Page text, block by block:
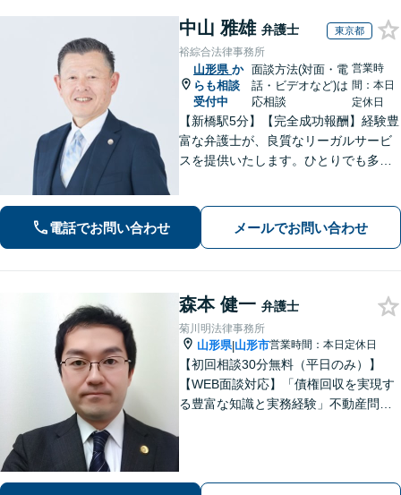
中山 雅雄 弁護士 東京都
裕綜合法律事務所
山形県 か
らも相談
受付中
面談方法(対面・電
話・ビデオなど)は
応相談
営業時
間：本日
定休日
【新橋駅5分】【完全成功報酬】経験豊
富な弁護士が、良質なリーガルサービ
スを提供いたします。ひとりでも多く
す。お困りの際は、ぜひご相談くださ
い。【弁護士歴20年以上】
電話でお問い合わせ メールでお問い合わせ
森本 健一 弁護士
菊川明法律事務所
山形県|山形市営業時間：本日定休日
【初回相談30分無料（平日のみ）】
【WEB面談対応】「債権回収を実現す
る豊富な知識と実務経験」不動産問
【休日・夜間相談可】